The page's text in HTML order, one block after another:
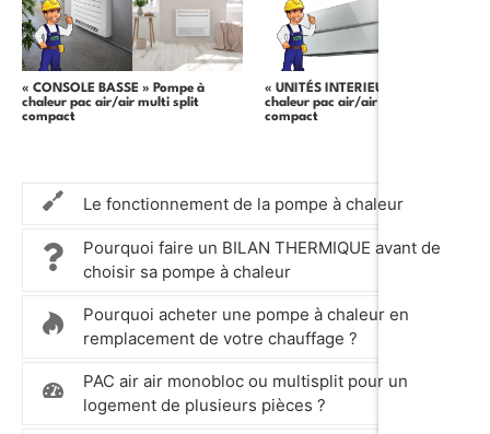
« CONSOLE BASSE » Pompe à
chaleur pac air/air multi split
compact
« UNITÉS INTERIEURS » Pompe à
chaleur pac air/air multi split
compact
Le fonctionnement de la pompe à chaleur
Pourquoi faire un BILAN THERMIQUE avant de
choisir sa pompe à chaleur
Pourquoi acheter une pompe à chaleur en
remplacement de votre chauffage ?
PAC air air monobloc ou multisplit pour un
logement de plusieurs pièces ?